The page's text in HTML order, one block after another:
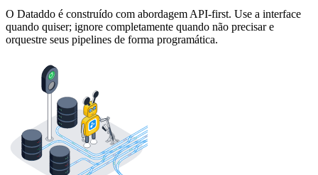
O Dataddo é construído com abordagem API-first. Use a interface
quando quiser; ignore completamente quando não precisar e
orquestre seus pipelines de forma programática.